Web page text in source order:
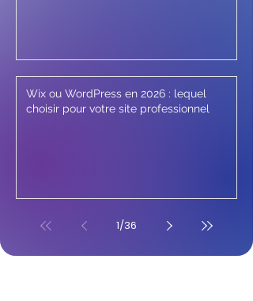
Wix ou WordPress en 2026 : lequel
choisir pour votre site professionnel
1/36